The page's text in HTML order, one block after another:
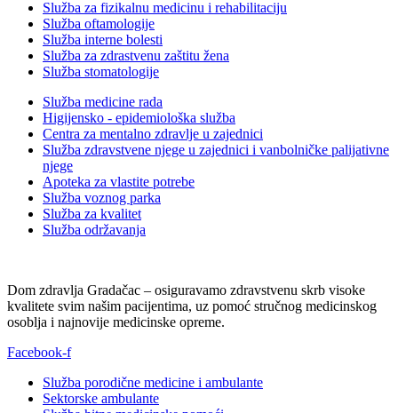
Služba za fizikalnu medicinu i rehabilitaciju
Služba oftamologije
Služba interne bolesti
Služba za zdrastvenu zaštitu žena
Služba stomatologije
Služba medicine rada
Higijensko - epidemiološka služba
Centra za mentalno zdravlje u zajednici
Služba zdravstvene njege u zajednici i vanbolničke palijativne
njege
Apoteka za vlastite potrebe
Služba voznog parka
Služba za kvalitet
Služba održavanja
Dom zdravlja Gradačac – osiguravamo zdravstvenu skrb visoke
kvalitete svim našim pacijentima, uz pomoć stručnog medicinskog
osoblja i najnovije medicinske opreme.
Facebook-f
Služba porodične medicine i ambulante
Sektorske ambulante